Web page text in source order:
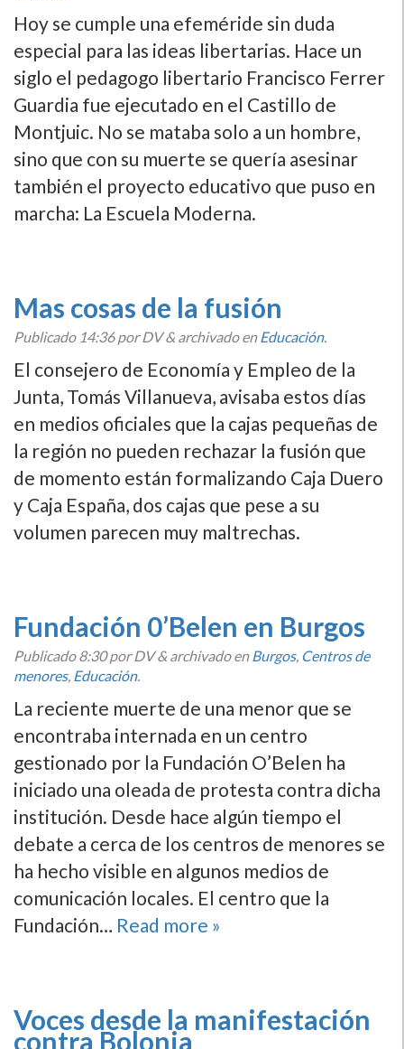
Hoy se cumple una efeméride sin duda
especial para las ideas libertarias. Hace un
siglo el pedagogo libertario Francisco Ferrer
Guardia fue ejecutado en el Castillo de
Montjuic. No se mataba solo a un hombre,
sino que con su muerte se querí­a asesinar
también el proyecto educativo que puso en
marcha: La Escuela Moderna.
Mas cosas de la fusión
Publicado 14:36por DV&archivado enEducación.
El consejero de Economí­a y Empleo de la
Junta, Tomás Villanueva, avisaba estos dí­as
en medios oficiales que la cajas pequeñas de
la región no pueden rechazar la fusión que
de momento están formalizando Caja Duero
y Caja España, dos cajas que pese a su
volumen parecen muy maltrechas.
Fundación 0’Belen en Burgos
Publicado8:30por DV&archivado enBurgos, Centros de
menores, Educación.
La reciente muerte de una menor que se
encontraba internada en un centro
gestionado por la Fundación O’Belen ha
iniciado una oleada de protesta contra dicha
institución. Desde hace algún tiempo el
debate a cerca de los centros de menores se
ha hecho visible en algunos medios de
comunicación locales. El centro que la
Fundación… Read more »
Voces desde la manifestación
contra Bolonia